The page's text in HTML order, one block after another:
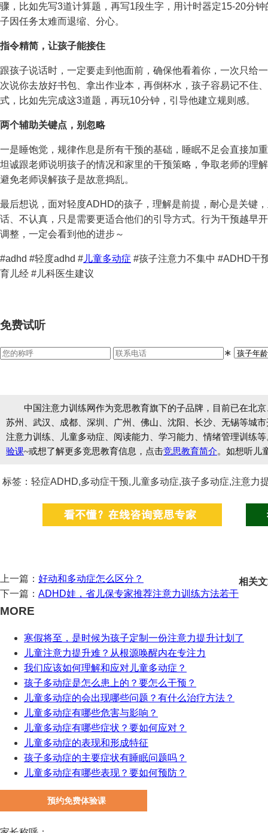
骤，比如先写3道计算题，再写1段生字，用计时器定15-20分
子因任务太难而退缩、分心。
指令精简，让孩子能接住
跟孩子说话时，一定要走到他面前，确保他看着你，一次只给
次说你去放好书包、拿出作业本，再倒杯水，孩子容易记不住
式，比如先完成这3道题，再玩10分钟，引导他建立规则感。
两个辅助关键点，别忽略
一是睡饱觉，规律作息是所有干预的基础，睡眠不足会直接加
坦诚跟老师说明孩子的情况和家里的干预策略，争取老师的理
避免老师误解孩子是故意捣乱。
最后想说，面对轻度ADHD的孩子，理解是前提，耐心是关键
话、不认真，只是需要更适合他们的引导方式。行为干预越早
调整，一定会看到他的进步～
#adhd #轻度adhd # 儿童多动症 #孩子注意力不集中 #ADHD干
育儿经 #儿科医生建议
免费试听
∗
中国注意力训练网作为竞思教育旗下的子品牌，目前已在北
苏州、武汉、成都、深圳、广州、佛山、沈阳、长沙、无锡等城
注意力训练、儿童多动症、阅读能力、学习能力、情绪管理训练
验课~或想了解更多竞思教育信息，点击竞思教育简介。如想听儿
标签：轻症ADHD,多动症干预,儿童多动症,孩子多动症,注意力
上一篇： 好动和多动症怎么区分？
下一篇： ADHD娃，省儿保专家推荐注意力训练方法若干
相关
MORE
寒假将至，是时候为孩子定制一份注意力提升计划了
儿童注意力提升难？从根源唤醒内在专注力
我们应该如何理解和应对儿童多动症？
孩子多动症是怎么患上的？要怎么干预？
儿童多动症的会出现哪些问题？有什么治疗方法？
儿童多动症有哪些危害与影响？
儿童多动症有哪些症状？要如何应对？
儿童多动症的表现和形成特征
孩子多动症的主要症状有睡眠问题吗？
儿童多动症有哪些表现？要如何预防？
预约免费体验课